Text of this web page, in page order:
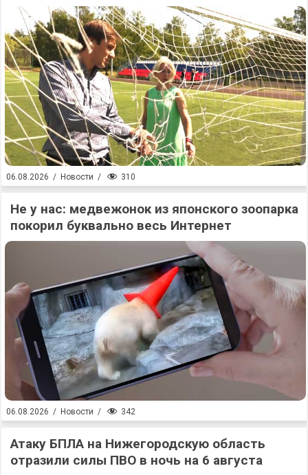
06.08.2026 / Новости / 310
Не у нас: медвежонок из японского зоопарка
покорил буквально весь Интернет
06.08.2026 / Новости / 342
Атаку БПЛА на Нижегородскую область
отразили силы ПВО в ночь на 6 августа